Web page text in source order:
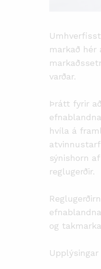
markað hér
varðar.
Þrátt fyrir
hvíla á
sýnishorn
reglugerðir.
og